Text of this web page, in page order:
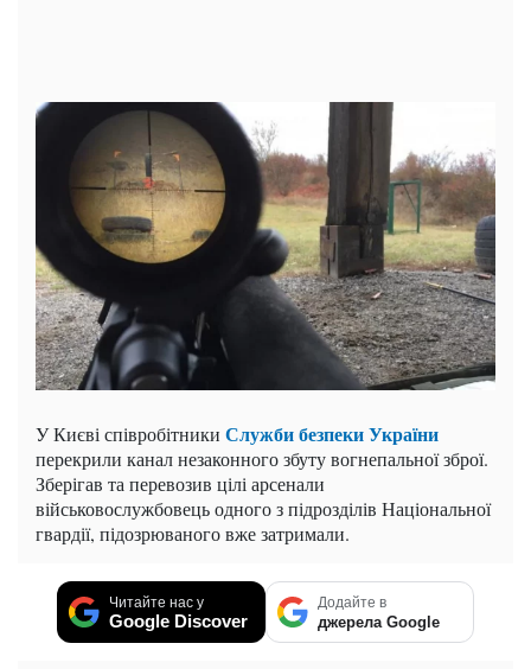
У Києві співробітники Служби безпеки України
перекрили канал незаконного збуту вогнепальної зброї.
Зберігав та перевозив цілі арсенали
військовослужбовець одного з підрозділів Національної
гвардії, підозрюваного вже затримали.
Читайте нас у
Google Discover
Додайте в
джерела Google